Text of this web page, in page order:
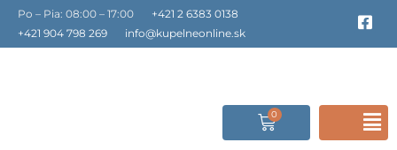
Preskočiť
Po – Pia: 08:00 – 17:00
+421 2 6383 0138
+421 904 798 269
info@kupelneonline.sk
F
a
c
o
k
-
0
Cart